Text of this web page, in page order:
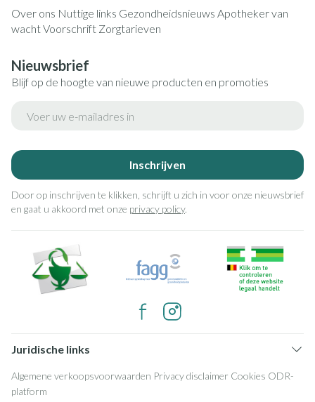
Over ons Nuttige links Gezondheidsnieuws Apotheker van
wachtVoorschrift Zorgtarieven
Nieuwsbrief
Blijf op de hoogte van nieuwe producten en promoties
Inschrijven
Door op inschrijven te klikken, schrijft u zich in voor onze nieuwsbrief
en gaat u akkoord met onze privacy policy.
Juridische links
Algemene verkoopsvoorwaarden Privacy disclaimer Cookies ODR-
platform